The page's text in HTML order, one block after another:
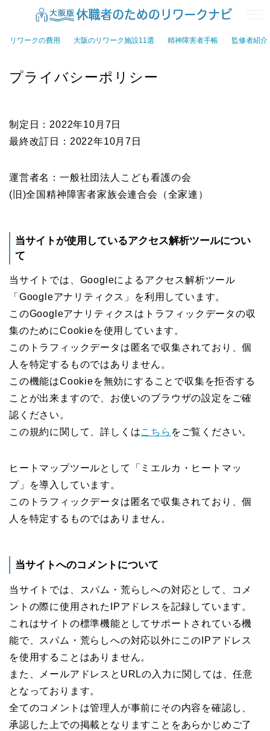
リワークの費用 大阪のリワーク施設11選 精神障害者手帳 監修者紹介
プライバシーポリシー
制定日：2022年10月7日
最終改訂日：2022年10月7日
運営者名：一般社団法人こども看護の会
(旧)全国精神障害者家族会連合会（全家連）
当サイトが使用しているアクセス解析ツールについ
て
当サイトでは、Googleによるアクセス解析ツール
「Googleアナリティクス」を利用しています。
このGoogleアナリティクスはトラフィックデータの収
集のためにCookieを使用しています。
このトラフィックデータは匿名で収集されており、個
人を特定するものではありません。
この機能はCookieを無効にすることで収集を拒否する
ことが出来ますので、お使いのブラウザの設定をご確
認ください。
この規約に関して、詳しくはこちら をご覧ください。
ヒートマップツールとして「ミエルカ・ヒートマッ
プ」を導入しています。
このトラフィックデータは匿名で収集されており、個
人を特定するものではありません。
当サイトへのコメントについて
当サイトでは、スパム・荒らしへの対応として、コメ
ントの際に使用されたIPアドレスを記録しています。
これはサイトの標準機能としてサポートされている機
能で、スパム・荒らしへの対応以外にこのIPアドレス
を使用することはありません。
また、メールアドレスとURLの入力に関しては、任意
となっております。
全てのコメントは管理人が事前にその内容を確認し、
承認した上での掲載となりますことをあらかじめご了